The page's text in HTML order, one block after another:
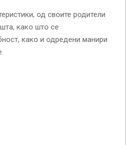
од своите родители
како што се
како и одредени манири